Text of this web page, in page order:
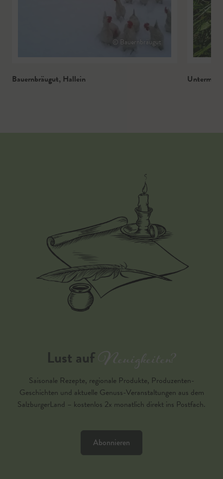
© Bauernbräugut
Bauernbräugut, Hallein
Lust aufNeuigkeiten?
Saisonale Rezepte, regionale Produkte, Produzenten-
Geschichten und aktuelle Genuss-Veranstaltungen aus dem
SalzburgerLand – kostenlos 2x monatlich direkt ins Postfach.
Abonnieren